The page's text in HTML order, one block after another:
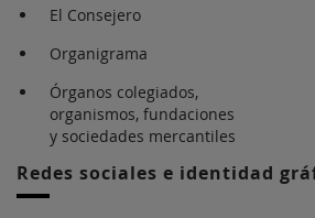
El Consejero
Organigrama
Órganos colegiados,
organismos, fundaciones
y sociedades mercantiles
Redes sociales e identidad